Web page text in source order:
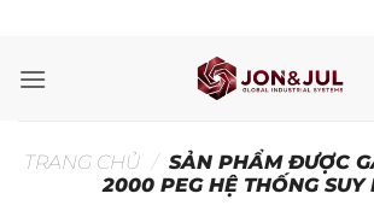
nội
TRANG CHỦ / SẢN PHẨM ĐƯỢC
2000 PEG HỆ THỐNG SUY